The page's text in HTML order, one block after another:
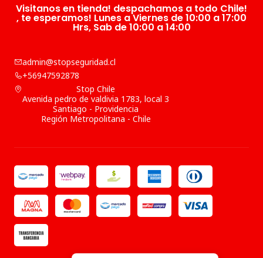
Visitanos en tienda! despachamos a todo Chile!
, te esperamos! Lunes a Viernes de 10:00 a 17:00
Hrs, Sab de 10:00 a 14:00
admin@stopseguridad.cl
+56947592878
Stop Chile
Avenida pedro de valdivia 1783, local 3
Santiago - Providencia
Región Metropolitana - Chile